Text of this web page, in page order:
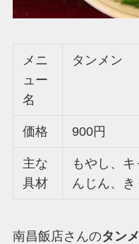
メニ
ュー
名
タンメン
価格 900円
主な
具材
もやし、
んじん、
南昌飯店さんのタン